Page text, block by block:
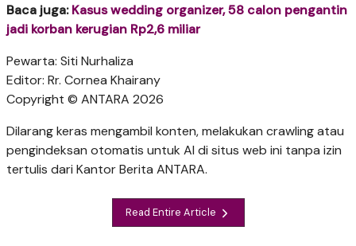
Baca juga:Kasus wedding organizer, 58 calon pengantin
jadi korban kerugian Rp2,6 miliar
Pewarta: Siti Nurhaliza
Editor: Rr. Cornea Khairany
Copyright © ANTARA 2026
Dilarang keras mengambil konten, melakukan crawling atau
pengindeksan otomatis untuk AI di situs web ini tanpa izin
tertulis dari Kantor Berita ANTARA.
Read Entire Article